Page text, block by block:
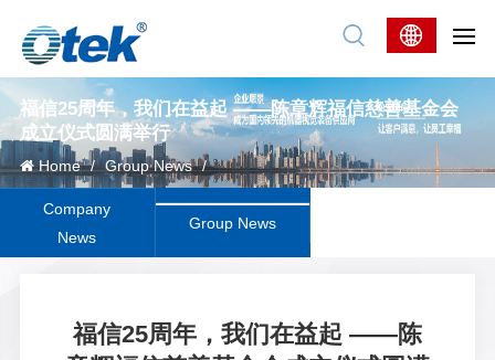
福信25周年，我们在益起 ——陈章辉福信慈善基金会
成立仪式圆满举行
Home / Group News /
Company
News
Group News
福信25周年，我们在益起 ——陈